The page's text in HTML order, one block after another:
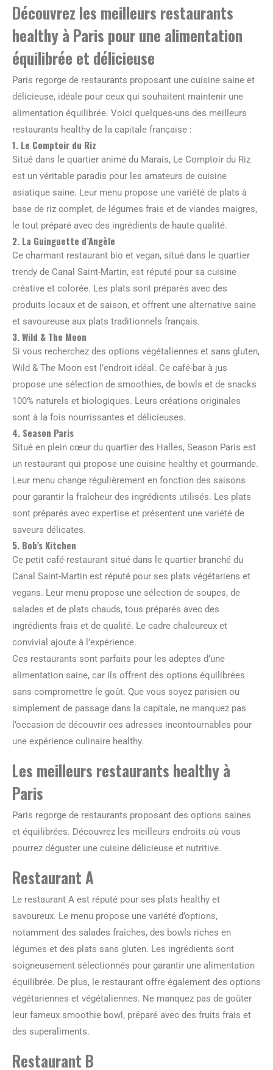
Découvrez les meilleurs restaurants
healthy à Paris pour une alimentation
équilibrée et délicieuse
Paris regorge de restaurants proposant une cuisine saine et
délicieuse, idéale pour ceux qui souhaitent maintenir une
alimentation équilibrée. Voici quelques-uns des meilleurs
restaurants healthy de la capitale française :
1. Le Comptoir du Riz
Situé dans le quartier animé du Marais, Le Comptoir du Riz
est un véritable paradis pour les amateurs de cuisine
asiatique saine. Leur menu propose une variété de plats à
base de riz complet, de légumes frais et de viandes maigres,
le tout préparé avec des ingrédients de haute qualité.
2. La Guinguette d’Angèle
Ce charmant restaurant bio et vegan, situé dans le quartier
trendy de Canal Saint-Martin, est réputé pour sa cuisine
créative et colorée. Les plats sont préparés avec des
produits locaux et de saison, et offrent une alternative saine
et savoureuse aux plats traditionnels français.
3. Wild & The Moon
Si vous recherchez des options végétaliennes et sans gluten,
Wild & The Moon est l’endroit idéal. Ce café-bar à jus
propose une sélection de smoothies, de bowls et de snacks
100% naturels et biologiques. Leurs créations originales
sont à la fois nourrissantes et délicieuses.
4. Season Paris
Situé en plein cœur du quartier des Halles, Season Paris est
un restaurant qui propose une cuisine healthy et gourmande.
Leur menu change régulièrement en fonction des saisons
pour garantir la fraîcheur des ingrédients utilisés. Les plats
sont préparés avec expertise et présentent une variété de
saveurs délicates.
5. Bob’s Kitchen
Ce petit café-restaurant situé dans le quartier branché du
Canal Saint-Martin est réputé pour ses plats végétariens et
vegans. Leur menu propose une sélection de soupes, de
salades et de plats chauds, tous préparés avec des
ingrédients frais et de qualité. Le cadre chaleureux et
convivial ajoute à l’expérience.
Ces restaurants sont parfaits pour les adeptes d’une
alimentation saine, car ils offrent des options équilibrées
sans compromettre le goût. Que vous soyez parisien ou
simplement de passage dans la capitale, ne manquez pas
l’occasion de découvrir ces adresses incontournables pour
une expérience culinaire healthy.
Les meilleurs restaurants healthy à
Paris
Paris regorge de restaurants proposant des options saines
et équilibrées. Découvrez les meilleurs endroits où vous
pourrez déguster une cuisine délicieuse et nutritive.
Restaurant A
Le restaurant A est réputé pour ses plats healthy et
savoureux. Le menu propose une variété d’options,
notamment des salades fraîches, des bowls riches en
légumes et des plats sans gluten. Les ingrédients sont
soigneusement sélectionnés pour garantir une alimentation
équilibrée. De plus, le restaurant offre également des options
végétariennes et végétaliennes. Ne manquez pas de goûter
leur fameux smoothie bowl, préparé avec des fruits frais et
des superaliments.
Restaurant B